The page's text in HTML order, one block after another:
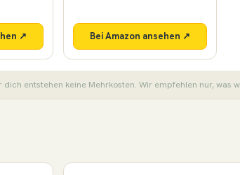
↗ Bei Amazon ansehen ↗
entstehen keine Mehrkosten. Wir empfehlen nur, was